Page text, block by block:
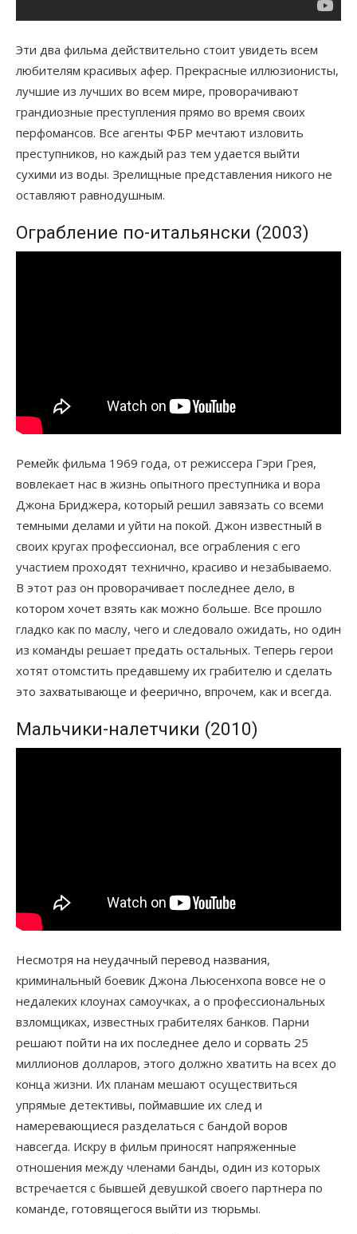
Эти два фильма действительно стоит увидеть всем
любителям красивых афер. Прекрасные иллюзионисты,
лучшие из лучших во всем мире, проворачивают
грандиозные преступления прямо во время своих
перфомансов. Все агенты ФБР мечтают изловить
преступников, но каждый раз тем удается выйти
сухими из воды. Зрелищные представления никого не
оставляют равнодушным.
Ограбление по-итальянски (2003)
Ремейк фильма 1969 года, от режиссера Гэри Грея,
вовлекает нас в жизнь опытного преступника и вора
Джона Бриджера, который решил завязать со всеми
темными делами и уйти на покой. Джон известный в
своих кругах профессионал, все ограбления с его
участием проходят технично, красиво и незабываемо.
В этот раз он проворачивает последнее дело, в
котором хочет взять как можно больше. Все прошло
гладко как по маслу, чего и следовало ожидать, но один
из команды решает предать остальных. Теперь герои
хотят отомстить предавшему их грабителю и сделать
это захватывающе и феерично, впрочем, как и всегда.
Мальчики-налетчики (2010)
Несмотря на неудачный перевод названия,
криминальный боевик Джона Льюсенхопа вовсе не о
недалеких клоунах самоучках, а о профессиональных
взломщиках, известных грабителях банков. Парни
решают пойти на их последнее дело и сорвать 25
миллионов долларов, этого должно хватить на всех до
конца жизни. Их планам мешают осуществиться
упрямые детективы, поймавшие их след и
намеревающиеся разделаться с бандой воров
навсегда. Искру в фильм приносят напряженные
отношения между членами банды, один из которых
встречается с бывшей девушкой своего партнера по
команде, готовящегося выйти из тюрьмы.